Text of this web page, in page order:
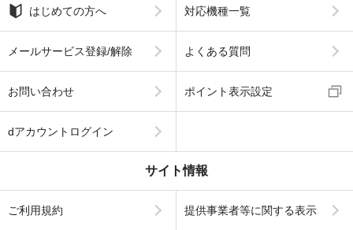
はじめての方へ 対応機種一覧
メールサービス登録/解除 よくある質問
お問い合わせ ポイント表示設定
dアカウントログイン
サイト情報
ご利用規約 提供事業者等に関する表示